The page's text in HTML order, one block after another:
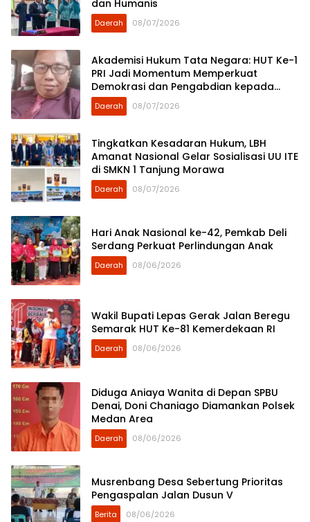
dan Humanis
Daerah 08/07/2026
Akademisi Hukum Tata Negara: HUT Ke-1
PRI Jadi Momentum Memperkuat
Demokrasi dan Pengabdian kepada
Rakyat
Daerah 08/07/2026
Tingkatkan Kesadaran Hukum, LBH
Amanat Nasional Gelar Sosialisasi UU ITE
di SMKN 1 Tanjung Morawa
Daerah 08/07/2026
Hari Anak Nasional ke-42, Pemkab Deli
Serdang Perkuat Perlindungan Anak
Daerah 08/06/2026
Wakil Bupati Lepas Gerak Jalan Beregu
Semarak HUT Ke-81 Kemerdekaan RI
Daerah 08/06/2026
Diduga Aniaya Wanita di Depan SPBU
Denai, Doni Chaniago Diamankan Polsek
Medan Area
Daerah 08/06/2026
Musrenbang Desa Sebertung Prioritas
Pengaspalan Jalan Dusun V
Berita 08/06/2026